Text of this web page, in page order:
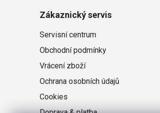
Zákaznický servis
Servisní centrum
Obchodní podmínky
Vrácení zboží
Ochrana osobních údajů
Cookies